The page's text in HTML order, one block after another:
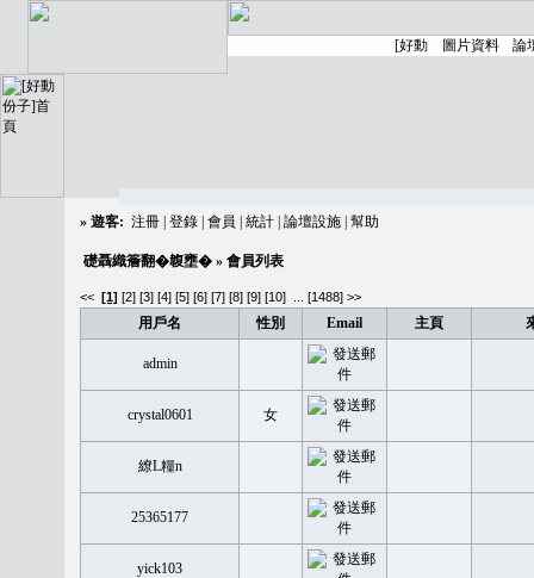
» 遊客: 注冊 登錄 會員 統計 論壇設施 幫助
礎聶織簷翻�䪖壅� » 會員列表
<< [1] [2] [3] [4] [5] [6] [7] [8] [9] [10] [1488] >>
用戶名 性別 Email 主頁
admin
crystal0601 女
繚L糧n
25365177
yick103